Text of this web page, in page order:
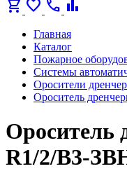
shopping_cart favorite call bar_chart
Главная
Каталог
Пожарное
Системы
Оросители
Ороситель
Ороситель
R1/2/В3-